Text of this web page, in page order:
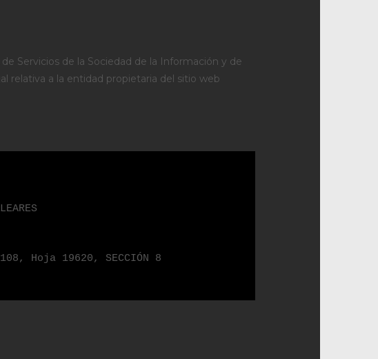
Servicios de la Sociedad de la Información y de
relativa a la entidad propietaria del sitio web
Hoja 19620, SECCIÓN 8